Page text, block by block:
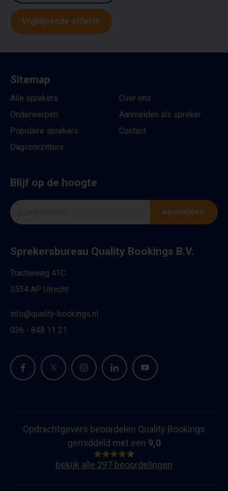
Vrijblijvende offerte
Sitemap
Alle sprekers
Onderwerpen
Populaire sprekers
Dagvoorzitters
Over ons
Aanmelden als spreker
Contact
Blijf op de hoogte
aanmelden
Sprekersbureau Quality Bookings B.V.
Tractieweg 41C
3534 AP Utrecht
info@quality-bookings.nl
036 - 848 11 21
Opdrachtgevers beoordelen Quality Bookings
gemiddeld met een 9,0
bekijk alle 297 beoordelingen